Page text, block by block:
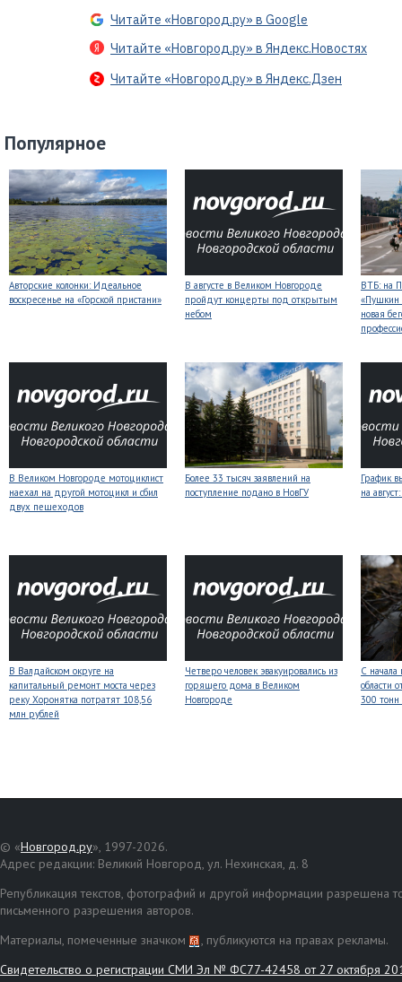
Читайте «Новгород.ру» в Google
Читайте «Новгород.ру» в Яндекс.Новостях
Читайте «Новгород.ру» в Яндекс.Дзен
Популярное
Авторские колонки: Идеальное
воскресенье на «Горской пристани»
В августе в Великом Новгороде
пройдут концерты под открытым
небом
ВТБ: на
«Пушкин
новая
В Великом Новгороде мотоциклист
наехал на другой мотоцикл и сбил
двух пешеходов
Более 33 тысяч заявлений на
поступление подано в НовГУ
График
на
В Валдайском округе на
капитальный ремонт моста через
реку Хоронятка потратят 108,56
млн рублей
Четверо человек эвакуировались из
горящего дома в Великом
Новгороде
С начала
области
300
© «Новгород.ру», 1997-2026.
Адрес редакции: Великий Новгород, ул. Нехинская, д. 8
Републикация текстов, фотографий и другой информации разрешена
письменного разрешения авторов.
Материалы, помеченные значком
, публикуются на правах рекламы.
Свидетельство о регистрации СМИ Эл № ФС77-42458 от 27 октября